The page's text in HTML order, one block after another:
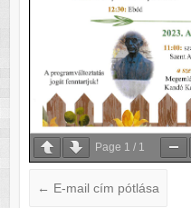
Page 1 / 1
← E-mail cím pótlása